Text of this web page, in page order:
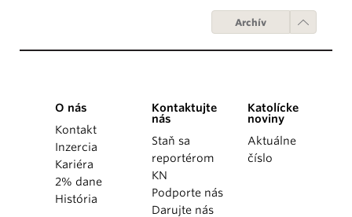
Archív
O nás
Kontakt
Inzercia
Kariéra
2% dane
História
Kontaktujte
nás
Staň sa
reportérom
KN
Podporte nás
Darujte nás
Katolícke
noviny
Aktuálne
číslo